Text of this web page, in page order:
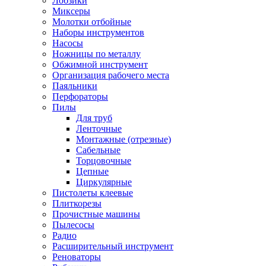
Миксеры
Молотки отбойные
Наборы инструментов
Насосы
Ножницы по металлу
Обжимной инструмент
Организация рабочего места
Паяльники
Перфораторы
Пилы
Для труб
Ленточные
Монтажные (отрезные)
Сабельные
Торцовочные
Цепные
Циркулярные
Пистолеты клеевые
Плиткорезы
Прочистные машины
Пылесосы
Радио
Расширительный инструмент
Реноваторы